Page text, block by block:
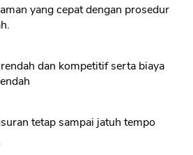
yang cepat dengan prosedur
dan kompetitif serta biaya
tetap sampai jatuh tempo